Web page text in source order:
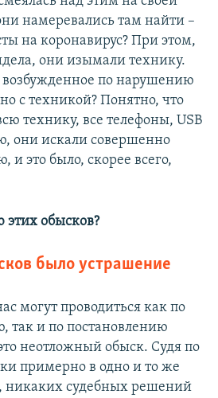
намеревались там найти –
на коронавирус? При этом,
они изымали технику.
возбужденное по нарушению
с техникой? Понятно, что
технику, все телефоны, USB
они искали совершенно
это было, скорее всего,
этих обысков?
было устрашение
могут проводиться как по
так и по постановлению
неотложный обыск. Судя по
примерно в одно и то же
никаких судебных решений